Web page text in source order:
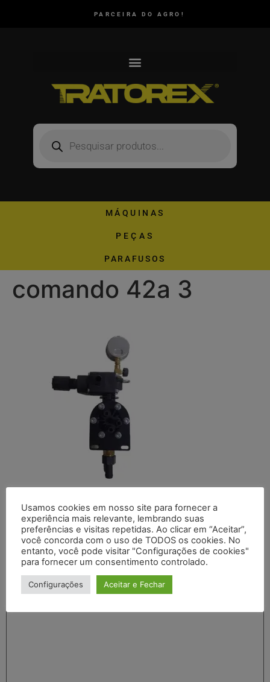
PARCEIRA DO AGRO!
MÁQUINAS
PEÇAS
PARAFUSOS
comando 42a 3
Deixe um comentário
O seu endereço de e-mail não será publicado. Campos
obrigatórios são marcados com*
Comentário*
Usamos cookies em nosso site para fornecer a
experiência mais relevante, lembrando suas
preferências e visitas repetidas. Ao clicar em “Aceitar”,
você concorda com o uso de TODOS os cookies. No
entanto, você pode visitar "Configurações de cookies"
para fornecer um consentimento controlado.
Configurações Aceitar e Fechar